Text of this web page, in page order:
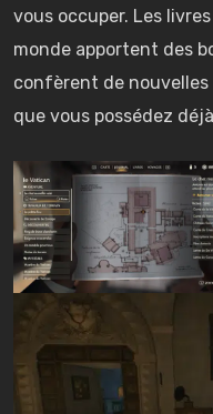
vous occuper. Les
monde apportent des
confèrent de
que vous possédez